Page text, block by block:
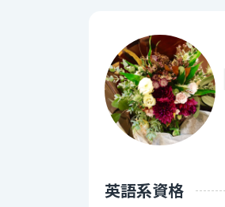
英語系資格